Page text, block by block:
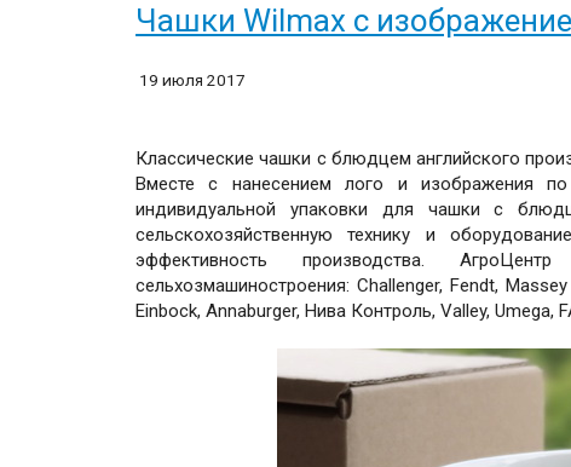
Чашки Wilmax с
19 июля 2017
Классические чашки с блюдцем английского
Вместе с нанесением лого и изображения
индивидуальной упаковки для чашки с
сельскохозяйственную технику и
эффективность производства.
сельхозмашиностроения: Challenger, Fendt,
Einbock, Annaburger, Нива Контроль, Valley, Umega,